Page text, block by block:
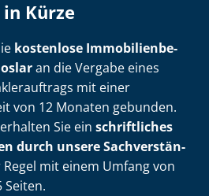
Kürze
kostenlose Im­mo­bi­li­en­be­
an die Vergabe eines
mit einer
von 12 Monaten gebunden.
Sie ein schriftliches
durch unsere Sach­ver­stän­
Regel mit einem Umfang von
Seiten.